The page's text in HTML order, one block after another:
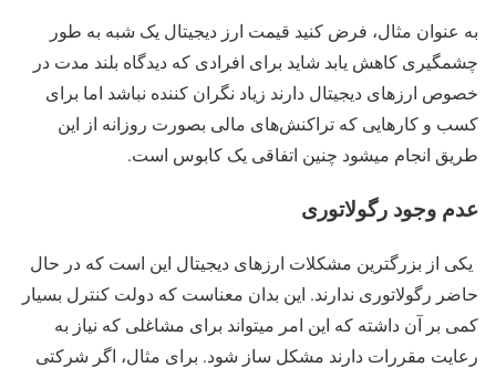
به عنوان مثال، فرض کنید قیمت ارز دیجیتال یک شبه به طور
چشمگیری کاهش یابد شاید برای افرادی که دیدگاه بلند مدت در
خصوص ارزهای دیجیتال دارند زیاد نگران کننده نباشد اما برای
کسب و کارهایی که تراکنش‌های مالی بصورت روزانه از این
طریق انجام میشود چنین اتفاقی یک کابوس است.
عدم وجود رگولاتوری
یکی از بزرگترین مشکلات ارزهای دیجیتال این است که در حال
حاضر رگولاتوری ندارند. این بدان معناست که دولت کنترل بسیار
کمی بر آن داشته که این امر میتواند برای مشاغلی که نیاز به
رعایت مقررات دارند مشکل ساز شود. برای مثال، اگر شرکتی